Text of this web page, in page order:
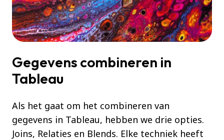
Gegevens combineren in
Tableau
Als het gaat om het combineren van
gegevens in Tableau, hebben we drie opties.
Joins, Relaties en Blends. Elke techniek heeft